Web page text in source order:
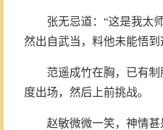
张无忌道：“这是我太
然出自武当，料他未能悟
范遥成竹在胸，已有
度出场，然后上前挑战。
赵敏微微一笑，神情